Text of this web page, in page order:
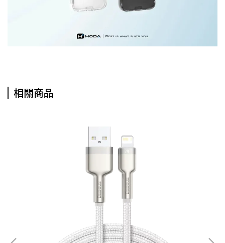
相關商品